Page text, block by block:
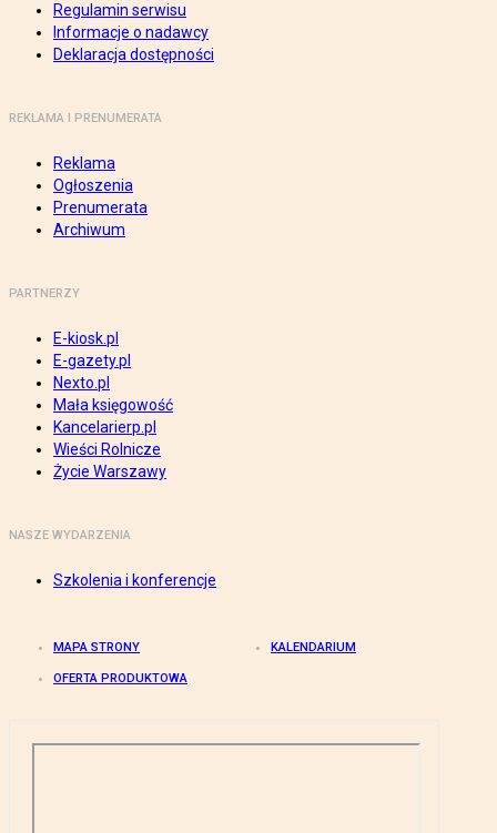
Regulamin serwisu
Informacje o nadawcy
Deklaracja dostępności
REKLAMA I PRENUMERATA
Reklama
Ogłoszenia
Prenumerata
Archiwum
PARTNERZY
E-kiosk.pl
E-gazety.pl
Nexto.pl
Mała księgowość
Kancelarierp.pl
Wieści Rolnicze
Życie Warszawy
NASZE WYDARZENIA
Szkolenia i konferencje
MAPA STRONY KALENDARIUM
OFERTA PRODUKTOWA